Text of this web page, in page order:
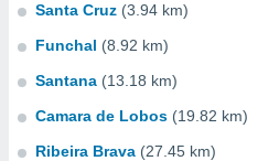
Santa Cruz (3.94 km)
Funchal (8.92 km)
Santana (13.18 km)
Camara de Lobos (19.82 km)
Ribeira Brava (27.45 km)